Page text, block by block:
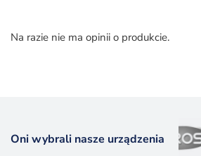
Na razie nie ma opinii o produkcie.
Oni wybrali nasze urządzenia